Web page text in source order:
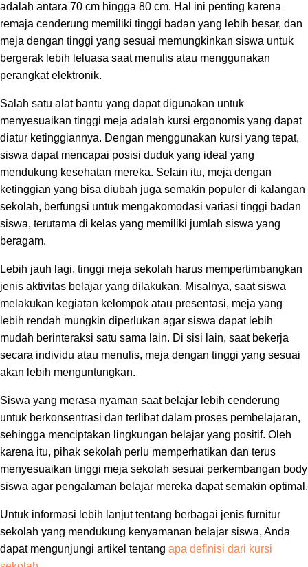
adalah antara 70 cm hingga 80 cm. Hal ini penting karena
remaja cenderung memiliki tinggi badan yang lebih besar, dan
meja dengan tinggi yang sesuai memungkinkan siswa untuk
bergerak lebih leluasa saat menulis atau menggunakan
perangkat elektronik.
Salah satu alat bantu yang dapat digunakan untuk
menyesuaikan tinggi meja adalah kursi ergonomis yang dapat
diatur ketinggiannya. Dengan menggunakan kursi yang tepat,
siswa dapat mencapai posisi duduk yang ideal yang
mendukung kesehatan mereka. Selain itu, meja dengan
ketinggian yang bisa diubah juga semakin populer di kalangan
sekolah, berfungsi untuk mengakomodasi variasi tinggi badan
siswa, terutama di kelas yang memiliki jumlah siswa yang
beragam.
Lebih jauh lagi, tinggi meja sekolah harus mempertimbangkan
jenis aktivitas belajar yang dilakukan. Misalnya, saat siswa
melakukan kegiatan kelompok atau presentasi, meja yang
lebih rendah mungkin diperlukan agar siswa dapat lebih
mudah berinteraksi satu sama lain. Di sisi lain, saat bekerja
secara individu atau menulis, meja dengan tinggi yang sesuai
akan lebih menguntungkan.
Siswa yang merasa nyaman saat belajar lebih cenderung
untuk berkonsentrasi dan terlibat dalam proses pembelajaran,
sehingga menciptakan lingkungan belajar yang positif. Oleh
karena itu, pihak sekolah perlu memperhatikan dan terus
menyesuaikan tinggi meja sekolah sesuai perkembangan body
siswa agar pengalaman belajar mereka dapat semakin optimal.
Untuk informasi lebih lanjut tentang berbagai jenis furnitur
sekolah yang mendukung kenyamanan belajar siswa, Anda
dapat mengunjungi artikel tentang apa definisi dari kursi